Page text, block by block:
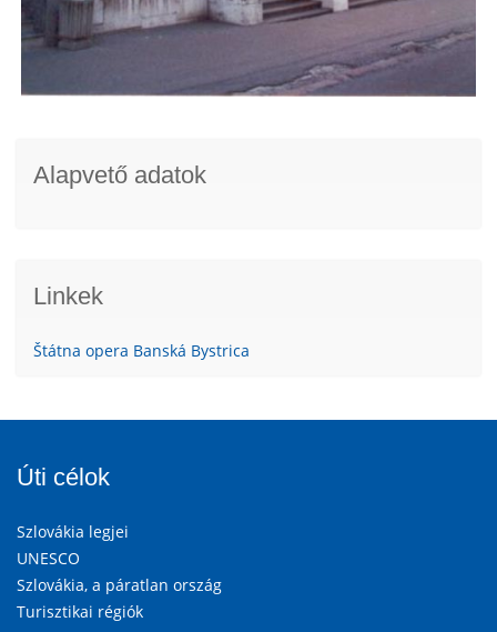
Alapvető adatok
Linkek
Štátna opera Banská Bystrica
Úti célok
Szlovákia legjei
UNESCO
Szlovákia, a páratlan ország
Turisztikai régiók